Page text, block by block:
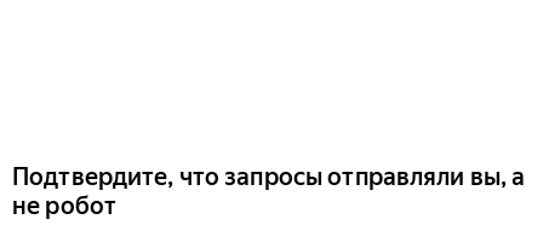
Подтвердите, что запросы отправляли вы, а
не робот